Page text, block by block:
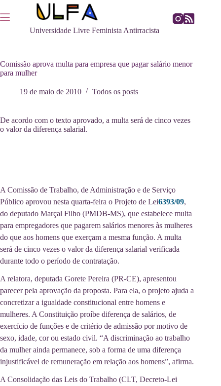
para
o
Universidade Livre Feminista Antirracista
Comissão aprova multa para empresa que pagar salário menor
para mulher
19 de maio de 2010 Todos os posts
De acordo com o texto aprovado, a multa será de cinco vezes
o valor da diferença salarial.
A Comissão de Trabalho, de Administração e de Serviço
Público aprovou nesta quarta-feira o Projeto de Lei6393/09,
do deputado Marçal Filho (PMDB-MS), que estabelece multa
para empregadores que pagarem salários menores às mulheres
do que aos homens que exerçam a mesma função. A multa
será de cinco vezes o valor da diferença salarial verificada
durante todo o período de contratação.
A relatora, deputada Gorete Pereira (PR-CE), apresentou
parecer pela aprovação da proposta. Para ela, o projeto ajuda a
concretizar a igualdade constitucional entre homens e
mulheres. A Constituição proíbe diferença de salários, de
exercício de funções e de critério de admissão por motivo de
sexo, idade, cor ou estado civil. “A discriminação ao trabalho
da mulher ainda permanece, sob a forma de uma diferença
injustificável de remuneração em relação aos homens”, afirma.
A Consolidação das Leis do Trabalho (CLT, Decreto-Lei